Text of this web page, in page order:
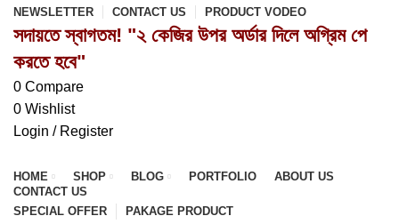
NEWSLETTER CONTACT US PRODUCT VODEO
সদায়তে স্বাগতম! "২ কেজির উপর অর্ডার দিলে অগ্রিম পে
করতে হবে"
0 Compare
0 Wishlist
Login / Register
HOME SHOP BLOG PORTFOLIO
ABOUT US
CONTACT US
SPECIAL OFFER
PAKAGE PRODUCT